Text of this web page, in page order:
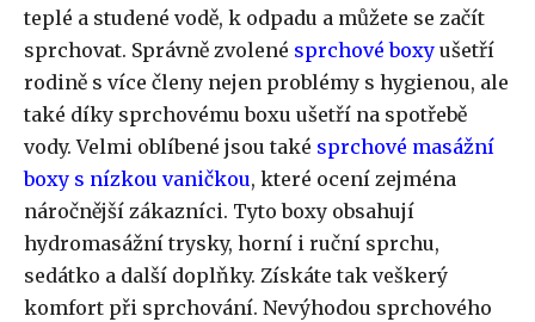
teplé a studené vodě, k odpadu a můžete se začít
sprchovat. Správně zvolené sprchové boxy ušetří
rodině s více členy nejen problémy s hygienou, ale
také díky sprchovému boxu ušetří na spotřebě
vody. Velmi oblíbené jsou také sprchové masážní
boxy s nízkou vaničkou, které ocení zejména
náročnější zákazníci. Tyto boxy obsahují
hydromasážní trysky, horní i ruční sprchu,
sedátko a další doplňky. Získáte tak veškerý
komfort při sprchování. Nevýhodou sprchového